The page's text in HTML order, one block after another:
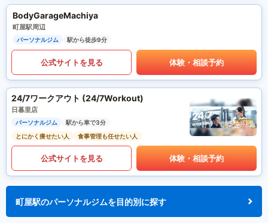
BodyGarageMachiya
町屋駅周辺
パーソナルジム 駅から徒歩9分
公式サイトを見る 体験・相談予約
24/7ワークアウト (24/7Workout)
日暮里店
パーソナルジム
駅から車で3分
とにかく痩せたい人
食事管理も任せたい人
公式サイトを見る 体験・相談予約
町屋駅のパーソナルジムを目的別に探す